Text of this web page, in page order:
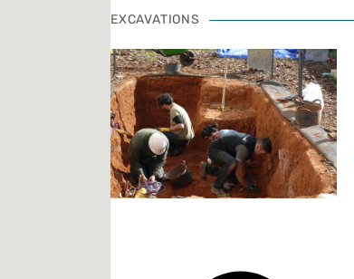
EXCAVATIONS